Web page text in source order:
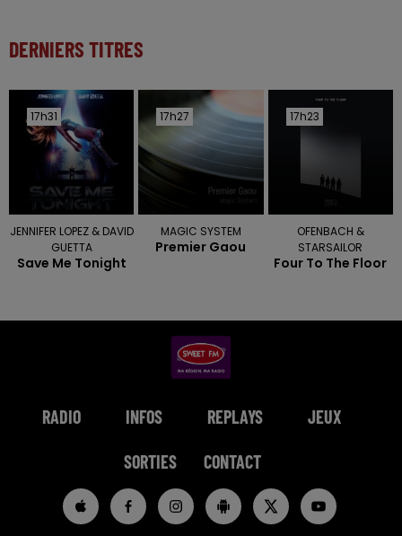
DERNIERS TITRES
17h31
17h31
JENNIFER LOPEZ & DAVID
GUETTA
Save Me Tonight
17h27
17h27
MAGIC SYSTEM
Premier Gaou
17h23
17h23
OFENBACH &
STARSAILOR
Four To The Floor
RADIO INFOS REPLAYS JEUX
SORTIES CONTACT